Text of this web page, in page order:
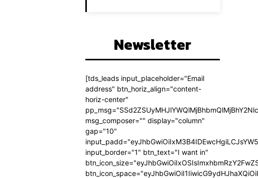
Newsletter
[tds_leads input_placeholder="Email
address" btn_horiz_align="content-
horiz-center"
msg_composer="" display="column"
gap="10"
input_border="1" btn_text="I want in"